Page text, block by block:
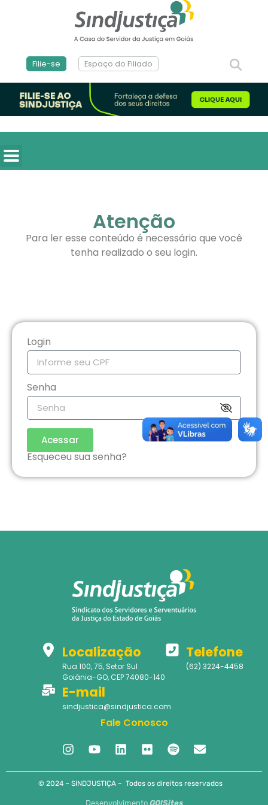
Filie-se Espaço do Filiado
Atenção
Para ler esse conteúdo é necessário que você
tenha realizado o seu login.
Login
Senha
Acessar
Esqueceu sua senha?
Localização
Rua 100, 75, Setor Sul
Goiânia-GO, CEP 74080-140
Telefone
(62) 3224-4458
E-mail
sindjustica@sindjustica.com
Fale Conosco
© 2024 – SINDJUSTIÇA – Todos os direitos reservados
Desenvolvimento GO!Sites